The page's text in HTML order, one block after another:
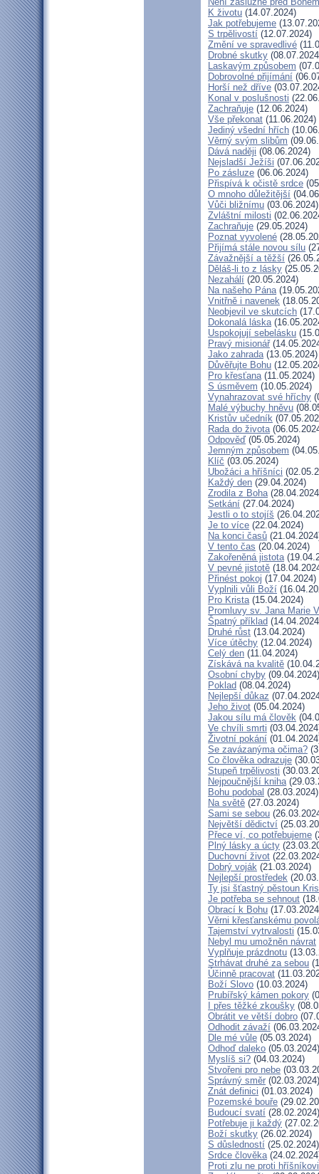
K životu (14.07.2024)
Jak potřebujeme
S trpělivostí (12.07.2024)
Změní ve spravedlivé
Drobné skutky
Laskavým způsobem
Dobrovolné přijímání
Horší než dříve
Konal v poslušnosti
Zachraňuje (12.06.2024)
Vše překonat (11.06.2024)
Jediný všední hřích
Věrný svým slibům
Dává naději (08.06.2024)
Nejsladší Ježíši
Po zásluze (06.06.2024)
Přispívá k očistě srdce
O mnoho důležitější
Vůči bližnímu (03.06.2024)
Zvláštní milosti
Zachraňuje (29.05.2024)
Poznat vyvolené
Přijímá stále novou sílu
Závažnější a těžší
Děláš-li to z lásky
Nezahálí (20.05.2024)
Na našeho Pána
Vnitřně i navenek
Neobjevil ve skutcích
Dokonalá láska
Uspokojují sebelásku
Pravý misionář
Jako zahrada(13.05.2024)
Důvěřujte Bohu
Pro křesťana(11.05.2024)
S úsměvem (10.05.2024)
Vynahrazovat své hříchy
Malé výbuchy hněvu
Kristův učedník
Rada do života
Odpověď (05.05.2024)
Jemným způsobem
Klíč (03.05.2024)
Ubožáci a hříšníci
Každý den (29.04.2024)
Zrodila z Boha
Setkání (27.04.2024)
Jestli o to stojíš
Je to více (22.04.2024)
Na konci časů
V tento čas (20.04.2024)
Zakořeněná jistota
V pevné jistotě
Přinést pokoj (17.04.2024)
Vyplnili vůli Boží
Pro Krista(15.04.2024)
Promluvy sv. Jana Marie
Špatný příklad
Druhé růst (13.04.2024)
Více útěchy (12.04.2024)
Celý den (11.04.2024)
Získává na kvalitě
Osobní chyby (09.04.2024)
Poklad (08.04.2024)
Nejlepší důkaz
Jeho život (05.04.2024)
Jakou sílu má člověk
Ve chvíli smrti
Životní pokání
Se zavázanýma očima?
Co člověka odrazuje
Stupeň trpělivosti
Nejpoučnější kniha
Bohu podobal (28.03.2024)
Na světě (27.03.2024)
Sami se sebou
Největší dědictví
Přece ví, co potřebujeme
Plný lásky a úcty
Duchovní život
Dobrý voják (21.03.2024)
Nejlepší prostředek
Ty jsi šťastný pěstoun
Je potřeba se sehnout
Obrací k Bohu
Věrni křesťanskému
Tajemství vytrvalosti
Nebyl mu umožněn návrat
Vyplňuje prázdnotu
Strhávat druhé za sebou
Účinně pracovat
Boží Slovo (10.03.2024)
Prubířský kámen pokory
I přes těžké zkoušky
Obrátit ve větší dobro
Odhodit závaží
Dle mé vůle (05.03.2024)
Odhoď daleko (05.03.2024)
Myslíš si? (04.03.2024)
Stvořeni pro nebe
Správný směr (02.03.2024)
Znát definici (01.03.2024)
Pozemské bouře
Budoucí svatí (28.02.2024)
Potřebuje ji každý
Boží skutky (26.02.2024)
S důsledností (25.02.2024)
Srdce člověka
Proti zlu ne proti hříšníkovi